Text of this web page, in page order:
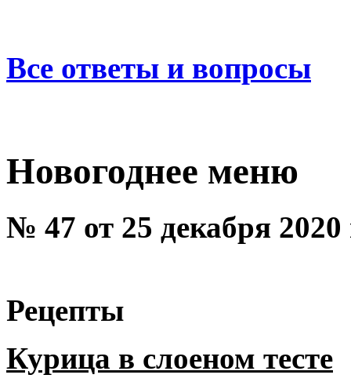
Все ответы и вопросы
Новогоднее меню
№ 47 от 25 декабря 2020
Рецепты
Курица в слоеном тесте